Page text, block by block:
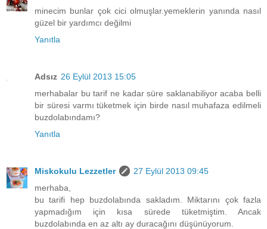
minecim bunlar çok cici olmuşlar.yemeklerin yanında nasıl
güzel bir yardımcı değilmi
Yanıtla
Adsız 26 Eylül 2013 15:05
merhabalar bu tarif ne kadar süre saklanabiliyor acaba belli
bir süresi varmı tüketmek için birde nasıl muhafaza edilmeli
buzdolabındamı?
Yanıtla
Miskokulu Lezzetler
27 Eylül 2013 09:45
merhaba,
bu tarifi hep buzdolabında sakladım. Miktarını çok fazla
yapmadığım için kısa sürede tüketmiştim. Ancak
buzdolabında en az altı ay duracağını düşünüyorum.